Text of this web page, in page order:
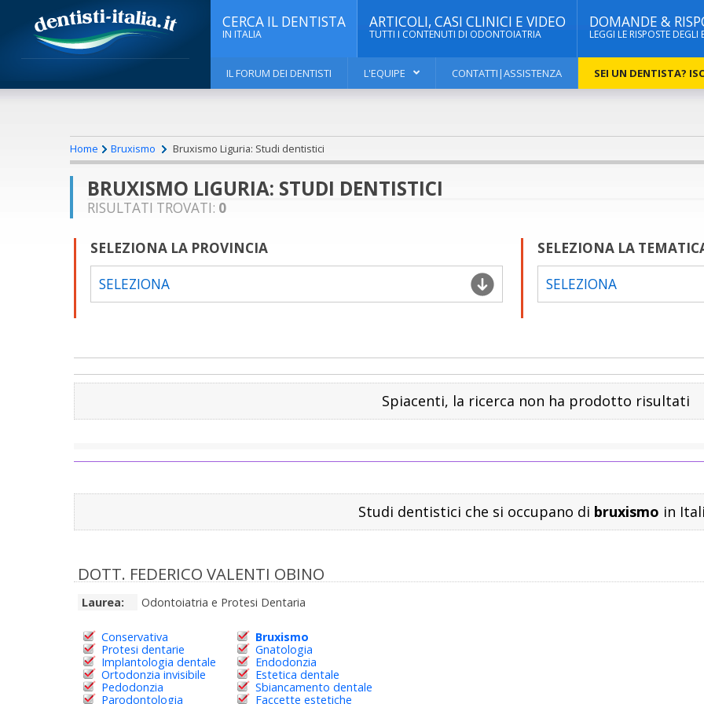
CERCA IL DENTISTA
IN ITALIA
ARTICOLI, CASI CLINICI E VIDEO
TUTTI I CONTENUTI DI ODONTOIATRIA
DOMANDE &
LEGGI LE RISPOSTE DEGLI
IL FORUM DEI DENTISTI L'EQUIPE CONTATTI|ASSISTENZA SEI UN DENTISTA?
Home Bruxismo Bruxismo Liguria: Studi dentistici
BRUXISMO LIGURIA: STUDI DENTISTICI
RISULTATI TROVATI: 0
SELEZIONA LA PROVINCIA
SELEZIONA
SELEZIONA LA
SELEZIONA
Spiacenti, la ricerca non ha prodotto risultati
Studi dentistici che si occupano di bruxismo in
DOTT. FEDERICO VALENTI OBINO
Laurea: Odontoiatria e Protesi Dentaria
Conservativa
Protesi dentarie
Implantologia dentale
Ortodonzia invisibile
Pedodonzia
Parodontologia
Bruxismo
Gnatologia
Endodonzia
Estetica dentale
Sbiancamento dentale
Faccette estetiche